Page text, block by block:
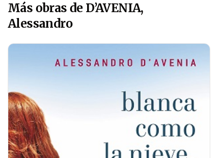
Más obras de D’AVENIA,
Alessandro